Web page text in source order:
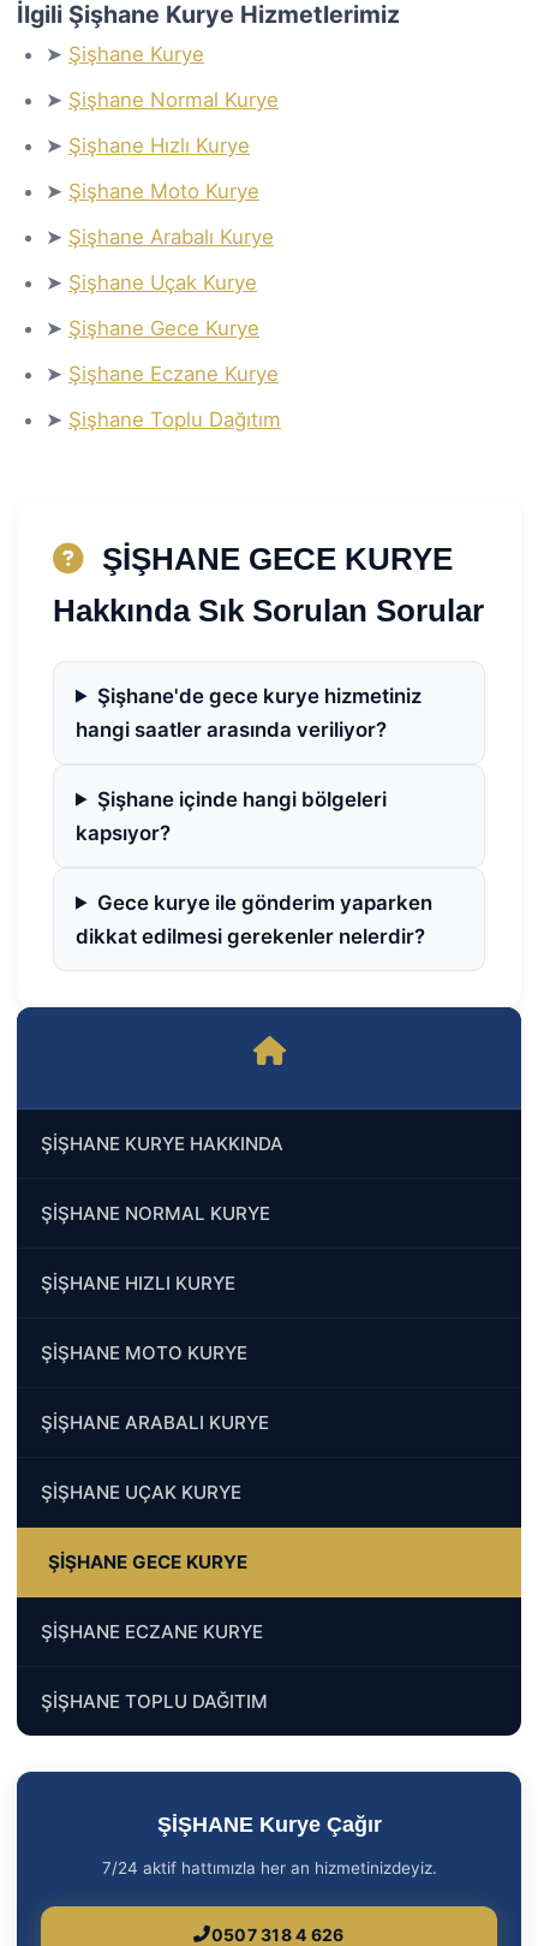
ŞİŞHANE KURYE HAKKINDA
ŞİŞHANE NORMAL KURYE
ŞİŞHANE HIZLI KURYE
ŞİŞHANE MOTO KURYE
ŞİŞHANE ARABALI KURYE
ŞİŞHANE UÇAK KURYE
ŞİŞHANE GECE KURYE
ŞİŞHANE ECZANE KURYE
ŞİŞHANE TOPLU DAĞITIM
ŞİŞHANE Kurye Çağır
7/24 aktif hattımızla her an hizmetinizdeyiz.
0507 318 4 626
İlgili Şişhane Kurye Hizmetlerimiz
➤ Şişhane Kurye
➤ Şişhane Normal Kurye
➤ Şişhane Hızlı Kurye
➤ Şişhane Moto Kurye
➤ Şişhane Arabalı Kurye
➤ Şişhane Uçak Kurye
➤ Şişhane Gece Kurye
➤ Şişhane Eczane Kurye
➤ Şişhane Toplu Dağıtım
ŞİŞHANE GECE KURYE
Hakkında Sık Sorulan Sorular
Şişhane'de gece kurye hizmetiniz
hangi saatler arasında veriliyor?
Şişhane içinde hangi bölgeleri
kapsıyor?
Gece kurye ile gönderim yaparken
dikkat edilmesi gerekenler nelerdir?